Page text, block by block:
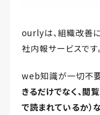
ourlyは、組織改善
社内報サービスです。
web知識が一切不要
きるだけでなく、閲
で読まれているか）